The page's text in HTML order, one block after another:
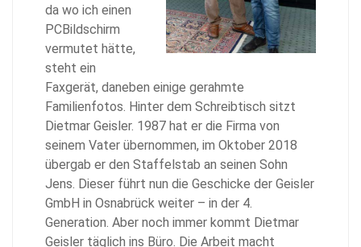
da wo ich einen
PCBildschirm
vermutet hätte,
steht ein
Faxgerät, daneben einige gerahmte
Familienfotos. Hinter dem Schreibtisch sitzt
Dietmar Geisler. 1987 hat er die Firma von
seinem Vater übernommen, im Oktober 2018
übergab er den Staffelstab an seinen Sohn
Jens. Dieser führt nun die Geschicke der Geisler
GmbH in Osnabrück weiter – in der 4.
Generation. Aber noch immer kommt Dietmar
Geisler täglich ins Büro. Die Arbeit macht